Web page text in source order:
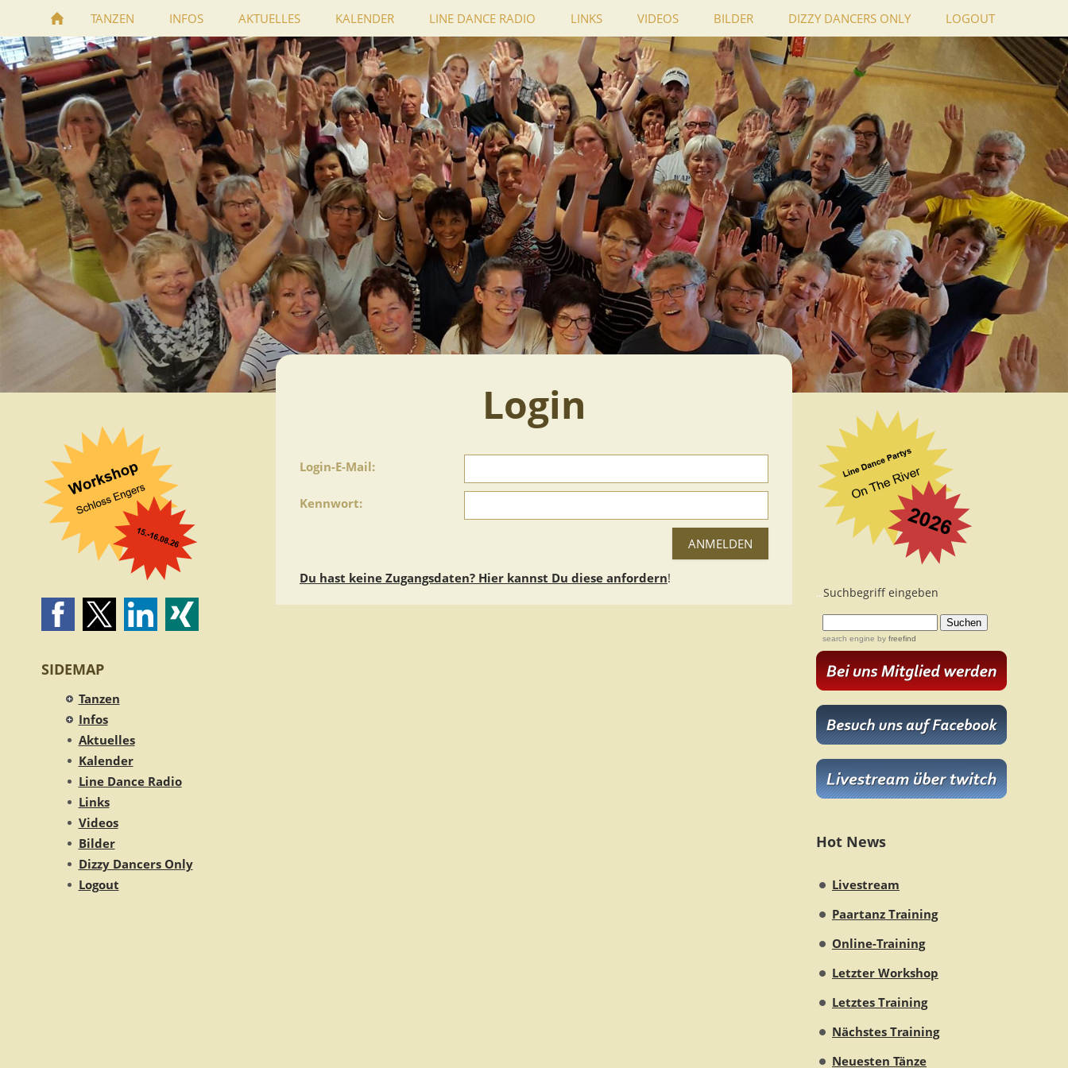
TANZEN INFOS AKTUELLES KALENDER LINE DANCE RADIO LINKS VIDEOS BILDER DIZZY DANCERS ONLY LOGOUT
SIDEMAP
Tanzen
Infos
Aktuelles
Kalender
Line Dance Radio
Links
Videos
Bilder
Dizzy Dancers Only
Logout
Login
Login-E-Mail:
Kennwort:
Du hast keine Zugangsdaten? Hier kannst Du diese anfordern!
...Suchbegriff eingeben
search engine by freefind
Hot News
Livestream
Paartanz Training
Online-Training
Letzter Workshop
Letztes Training
Nächstes Training
Neuesten Tänze